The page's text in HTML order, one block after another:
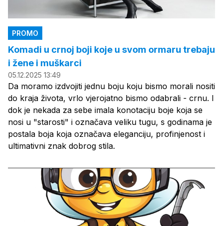
PROMO
Komadi u crnoj boji koje u svom ormaru trebaju
i žene i muškarci
05.12.2025 13:49
Da moramo izdvojiti jednu boju koju bismo morali nositi
do kraja života, vrlo vjerojatno bismo odabrali - crnu. I
dok je nekada za sebe imala konotaciju boje koja se
nosi u "starosti" i označava veliku tugu, s godinama je
postala boja koja označava eleganciju, profinjenost i
ultimativni znak dobrog stila.